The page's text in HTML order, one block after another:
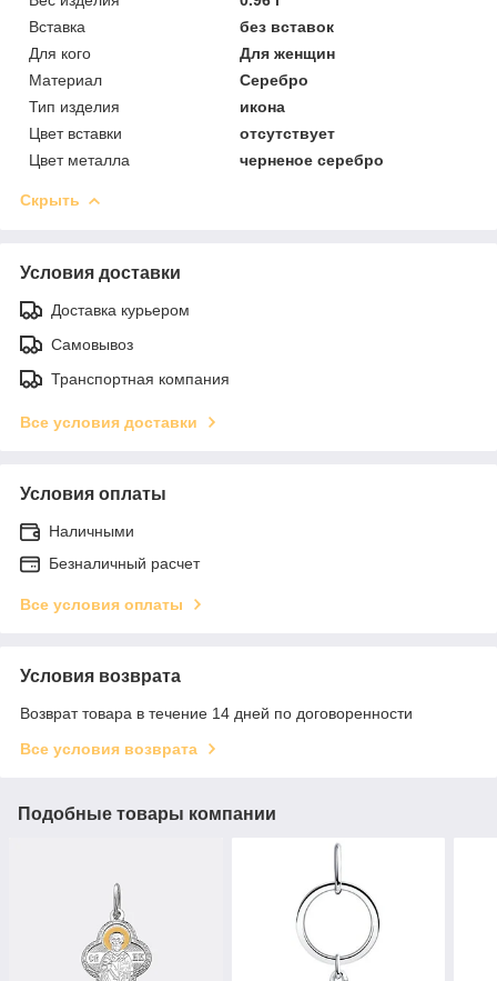
Вставка
без вставок
Для кого
Для женщин
Материал
Серебро
Тип изделия
икона
Цвет вставки
отсутствует
Цвет металла
черненое серебро
Скрыть
Условия доставки
Доставка курьером
Самовывоз
Транспортная компания
Все условия доставки
Условия оплаты
Наличными
Безналичный расчет
Все условия оплаты
Условия возврата
Возврат товара в течение 14 дней по договоренности
Все условия возврата
Подобные товары компании